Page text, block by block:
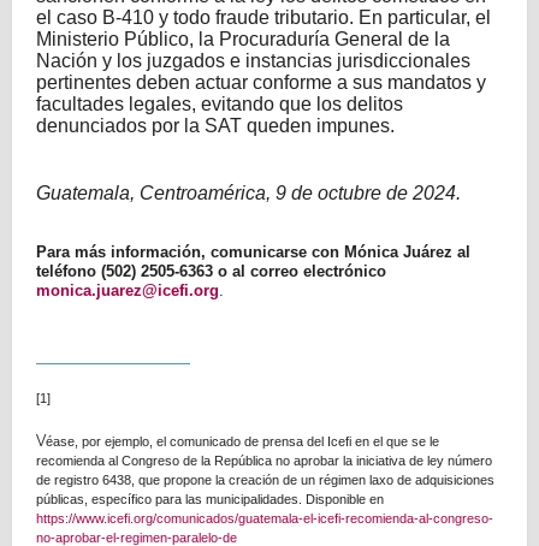
el caso B-410 y todo fraude tributario. En particular, el
Ministerio Público, la Procuraduría General de la
Nación y los juzgados e instancias jurisdiccionales
pertinentes deben actuar conforme a sus mandatos y
facultades legales, evitando que los delitos
denunciados por la SAT queden impunes.
Guatemala, Centroamérica, 9 de octubre de 2024.
Para más información, comunicarse con Mónica Juárez al
teléfono (502) 2505-6363 o al correo electrónico
monica.juarez@icefi.org.
[1]
Véase, por ejemplo, el comunicado de prensa del Icefi en el que se le
recomienda al Congreso de la República no aprobar la iniciativa de ley número
de registro 6438, que propone la creación de un régimen laxo de adquisiciones
públicas, específico para las municipalidades. Disponible en
https://www.icefi.org/comunicados/guatemala-el-icefi-recomienda-al-congreso-
no-aprobar-el-regimen-paralelo-de